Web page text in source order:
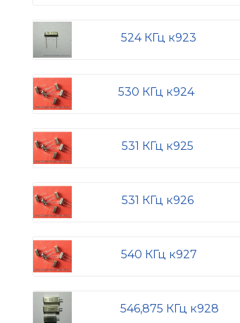
524 КГц к923
530 КГц к924
531 КГц к925
531 КГц к926
540 КГц к927
546,875 КГц к928